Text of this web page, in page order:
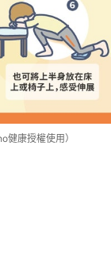
康授權使用）